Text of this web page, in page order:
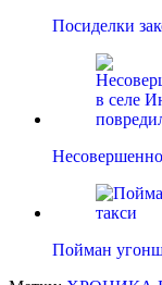
Посиделки
Пойман